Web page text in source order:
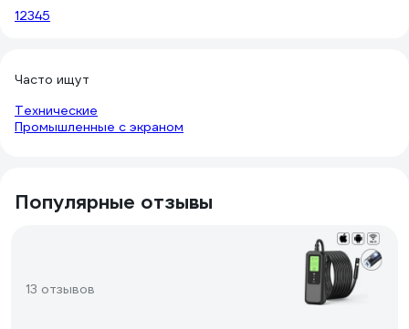
12345
Часто ищут
Технические
Промышленные с экраном
Популярные отзывы
13 отзывов